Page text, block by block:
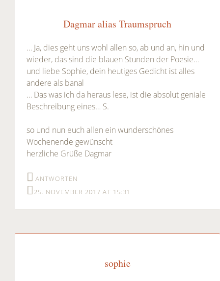
Dagmar alias Traumspruch
… Ja, dies geht uns wohl allen so, ab und an, hin und
wieder, das sind die blauen Stunden der Poesie…
und liebe Sophie, dein heutiges Gedicht ist alles
andere als banal
… Das was ich da heraus lese, ist die absolut geniale
Beschreibung eines… S.
so und nun euch allen ein wunderschönes
Wochenende gewünscht
herzliche Grüße Dagmar
ANTWORTEN
25. NOVEMBER 2017 AT 15:31
sophie